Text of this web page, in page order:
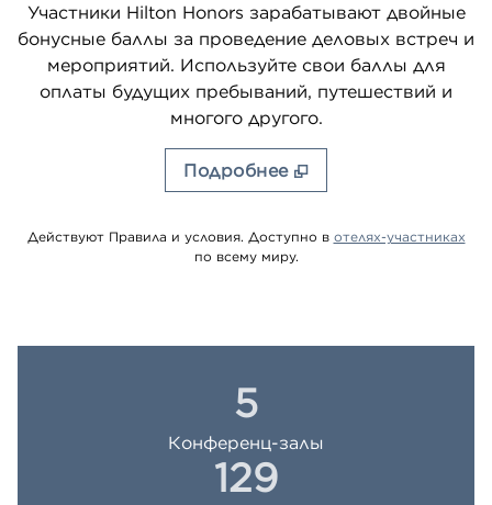
Участники Hilton Honors зарабатывают двойные
бонусные баллы за проведение деловых встреч и
мероприятий. Используйте свои баллы для
оплаты будущих пребываний, путешествий и
многого другого.
Подробнее
Действуют Правила и условия. Доступно в отелях-участниках.
по всему миру.
5
Конференц-залы
129